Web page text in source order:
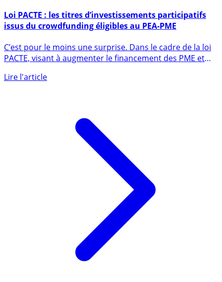
29 mars 2018
issus du crowdfunding éligibles au PEA-PME
PACTE, visant à augmenter le financement des PME et